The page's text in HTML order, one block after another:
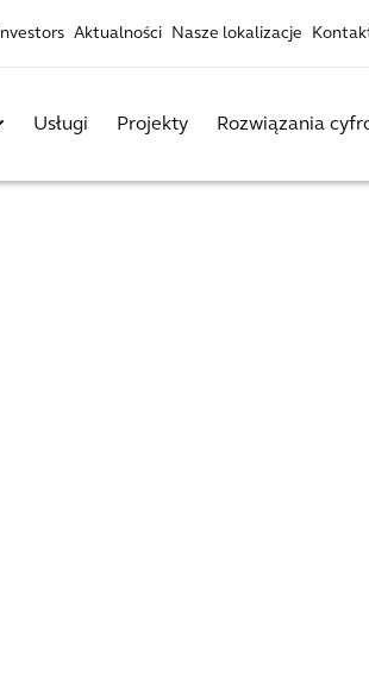
Investors Aktualności Nasze lokalizacje
Usługi Projekty Rozwiązania